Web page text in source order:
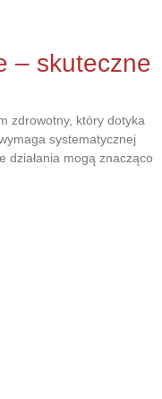
– skuteczne
zdrowotny, który dotyka
systematycznej
działania mogą znacząco